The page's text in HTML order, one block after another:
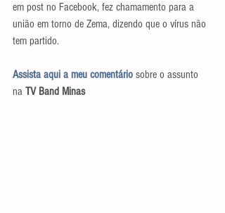
em post no Facebook, fez chamamento para a
união em torno de Zema, dizendo que o vírus não
tem partido.
Assista aqui a meu comentário sobre o assunto
na TV Band Minas